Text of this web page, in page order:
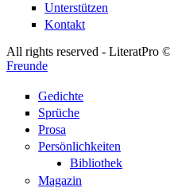
Unterstützen
Kontakt
All rights reserved - LiteratPro
Freunde
Gedichte
Sprüche
Prosa
Persönlichkeiten
Bibliothek
Magazin